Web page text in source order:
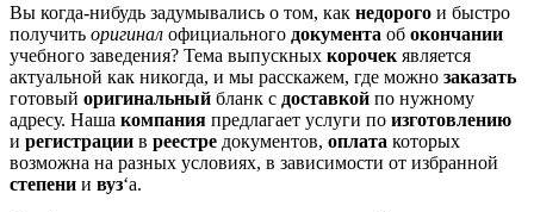
Вы когда-нибудь задумывались о том, как недорого и быстро
получить оригинал официального документа об окончании
учебного заведения? Тема выпускных корочек является
актуальной как никогда, и мы расскажем, где можно заказать
готовый оригинальный бланк с доставкой по нужному
адресу. Наша компания предлагает услуги по изготовлению
и регистрации в реестре документов, оплата которых
возможна на разных условиях, в зависимости от избранной
степени и вуз‘а.